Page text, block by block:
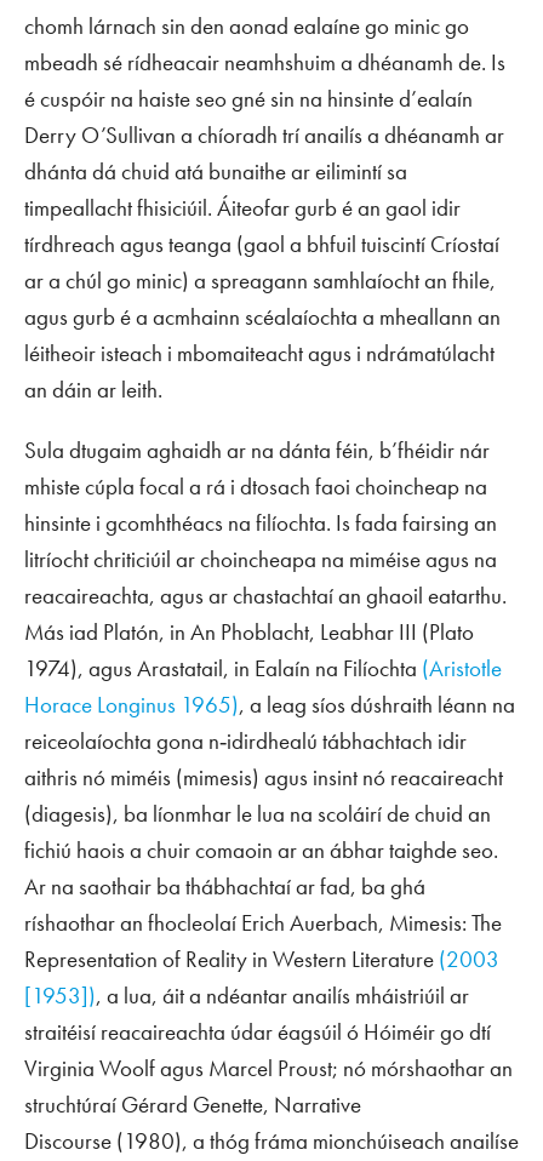
chomh lárnach sin den aonad ealaíne go minic go
mbeadh sé rídheacair neamhshuim a dhéanamh de. Is
é cuspóir na haiste seo gné sin na hinsinte d’ealaín
Derry O’Sullivan a chíoradh trí anailís a dhéanamh ar
dhánta dá chuid atá bunaithe ar eilimintí sa
timpeallacht fhisiciúil. Áiteofar gurb é an gaol idir
tírdhreach agus teanga (gaol a bhfuil tuiscintí Críostaí
ar a chúl go minic) a spreagann samhlaíocht an fhile,
agus gurb é a acmhainn scéalaíochta a mheallann an
léitheoir isteach i mbomaiteacht agus i ndrámatúlacht
an dáin ar leith.
Sula dtugaim aghaidh ar na dánta féin, b’fhéidir nár
mhiste cúpla focal a rá i dtosach faoi choincheap na
hinsinte i gcomhthéacs na filíochta. Is fada fairsing an
litríocht chriticiúil ar choincheapa na miméise agus na
reacaireachta, agus ar chastachtaí an ghaoil eatarthu.
Más iad Platón, in An Phoblacht, Leabhar III (Plato
1974), agus Arastatail, in Ealaín na Filíochta (Aristotle
Horace Longinus 1965), a leag síos dúshraith léann na
reiceolaíochta gona n‑idirdhealú tábhachtach idir
aithris nó miméis (mimesis) agus insint nó reacaireacht
(diagesis), ba líonmhar le lua na scoláirí de chuid an
fichiú haois a chuir comaoin ar an ábhar taighde seo.
Ar na saothair ba thábhachtaí ar fad, ba ghá
ríshaothar an fhocleolaí Erich Auerbach, Mimesis: The
Representation of Reality in Western Literature (2003
[1953]), a lua, áit a ndéantar anailís mháistriúil ar
straitéisí reacaireachta údar éagsúil ó Hóiméir go dtí
Virginia Woolf agus Marcel Proust; nó mórshaothar an
struchtúraí Gérard Genette, Narrative
Discourse (1980), a thóg fráma mionchúiseach anailíse